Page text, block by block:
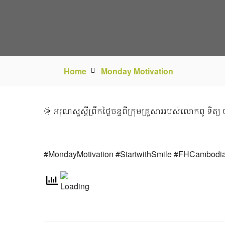
Home Monday Motivation
🌞 អរុណសួស្តីព្រឹកថ្ងៃចន្ទពីក្រុមគ្រួសាររបស់លោកពូ ទិត្យ​
#MondayMotivation #StartwithSmile